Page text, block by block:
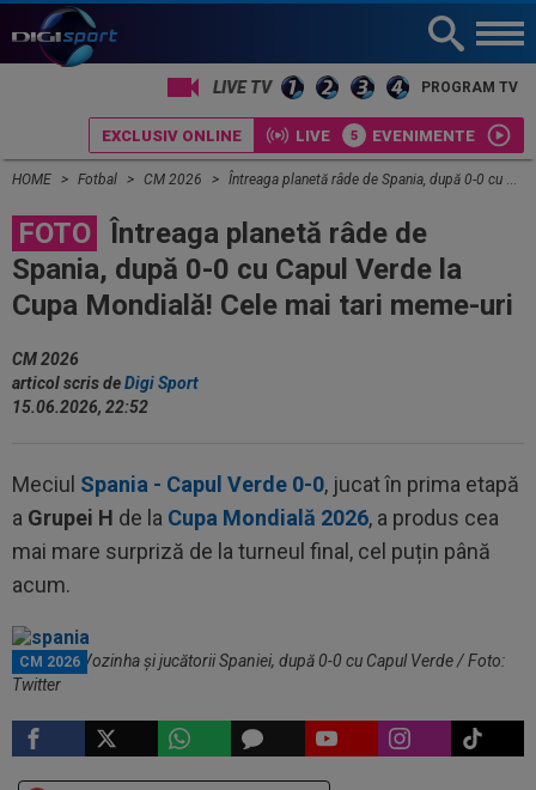
PROGRAM TV
EXCLUSIV ONLINE LIVE EVENIMENTE
HOME Fotbal CM 2026 Întreaga planetă râde de Spania, după 0-0 cu Capul Verde la Cupa Mondială! Cele mai tari meme-uri
FOTO
Întreaga planetă râde de
Spania, după 0-0 cu Capul Verde la
Cupa Mondială! Cele mai tari meme-uri
CM 2026
articol scris deDigi Sport
15.06.2026, 22:52
Meciul Spania - Capul Verde 0-0, jucat în prima etapă
a Grupei H de la Cupa Mondială 2026, a produs cea
mai mare surpriză de la turneul final, cel puțin până
acum.
CM 2026
Meme cu Vozinha și jucătorii Spaniei, după 0-0 cu Capul Verde / Foto:
Twitter